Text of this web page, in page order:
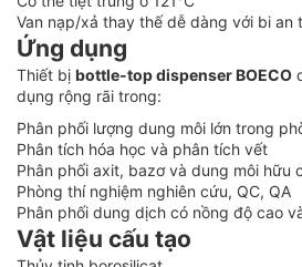
Van nạp/xả thay thế dễ dàng với bi an
Ứng dụng
Thiết bị bottle-top dispenser BOECO
dụng rộng rãi trong:
Phân phối lượng dung môi lớn trong
Phân tích hóa học và phân tích vết
Phân phối axit, bazơ và dung môi hữu
Phòng thí nghiệm nghiên cứu, QC, QA
Phân phối dung dịch có nồng độ cao
Vật liệu cấu tạo